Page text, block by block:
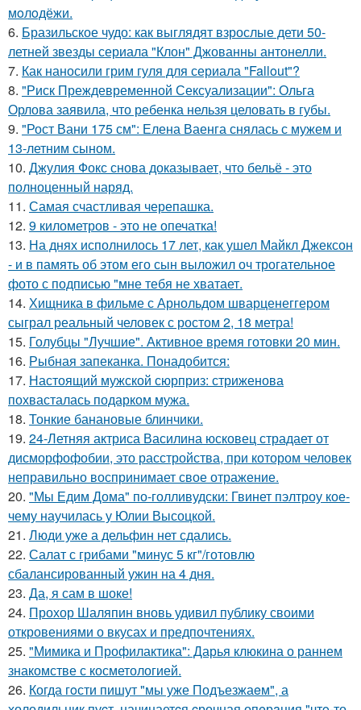
мoлoдёжи.
6. Бразильское чудо: как выглядят взрослые дети 50-
летней звезды сериала "Клон" Джованны антонелли.
7. Как наносили грим гуля для сериала "Fallout"?
8. "Риск Преждевременной Сексуализации": Ольга
Орлова заявила, что ребенка нельзя целовать в губы.
9. "Рост Вани 175 см": Елена Ваенга снялась с мужем и
13-летним сыном.
10. Джулия Фокс снова доказывает, что бельё - это
полноценный наряд.
11. Самая счастливая черепашка.
12. 9 километров - это не опечатка!
13. На днях исполнилось 17 лет, как ушел Майкл Джексон
- и в память об этом его сын выложил оч трогательное
фото с подписью "мне тебя не хватает.
14. Хищника в фильме с Арнольдом шварценеггером
сыграл реальный человек с ростом 2, 18 метра!
15. Голубцы "Лучшие". Активное время готовки 20 мин.
16. Рыбная запеканка. Понадобится:
17. Настоящий мужской сюрприз: стриженова
похвасталась подарком мужа.
18. Тонкие банановые блинчики.
19. 24-Летняя актриса Василина юсковец страдает от
дисморфофобии, это расстройства, при котором человек
неправильно воспринимает свое отражение.
20. "Мы Едим Дома" по-голливудски: Гвинет пэлтроу кое-
чему научилась у Юлии Высоцкой.
21. Люди уже а дельфин нет сдались.
22. Салат с грибами "минус 5 кг"/готовлю
сбалансированный ужин на 4 дня.
23. Да, я сам в шоке!
24. Прохор Шаляпин вновь удивил публику своими
откровениями о вкусах и предпочтениях.
25. "Мимика и Профилактика": Дарья клюкина о раннем
знакомстве с косметологией.
26. Когда гoсти пишут "мы уже Подъезжаeм", а